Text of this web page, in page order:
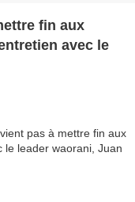
fin aux
avec le